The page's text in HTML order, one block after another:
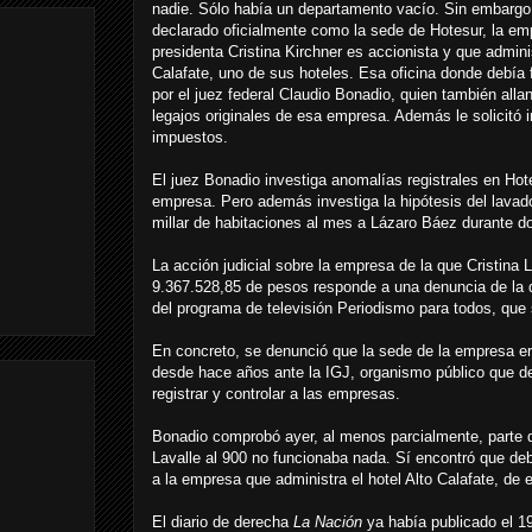
nadie. Sólo había un departamento vacío. Sin
declarado oficialmente como la sede de Hotesur, la
presidenta Cristina Kirchner es accionista y que
Calafate, uno de sus hoteles. Esa oficina donde
por el juez federal Claudio Bonadio, quien también
legajos originales de esa empresa. Además le
impuestos.
El juez Bonadio investiga anomalías registrales en
empresa. Pero además investiga la hipótesis del
millar de habitaciones al mes a Lázaro Báez durante
La acción judicial sobre la empresa de la que Cristina
9.367.528,85 de pesos responde a una denuncia de
del programa de televisión Periodismo para todos,
En concreto, se denunció que la sede de la empresa
desde hace años ante la IGJ, organismo público que
registrar y controlar a las empresas.
Bonadio comprobó ayer, al menos parcialmente,
Lavalle al 900 no funcionaba nada. Sí encontró que
a la empresa que administra el hotel Alto Calafate, de
El diario de derecha La Nación ya había publicado el